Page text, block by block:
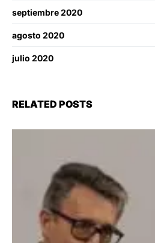
septiembre 2020
agosto 2020
julio 2020
RELATED POSTS